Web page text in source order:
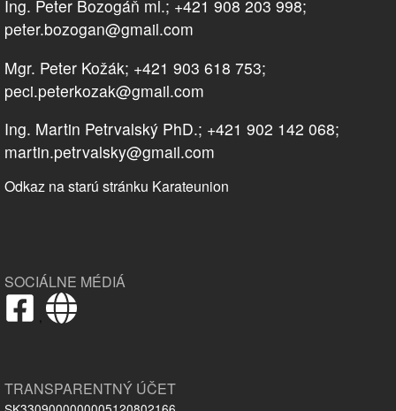
Ing. Peter Bozogáň ml.; +421 908 203 998;
peter.bozogan@gmail.com
Mgr. Peter Kožák; +421 903 618 753;
peci.peterkozak@gmail.com
Ing. Martin Petrvalský PhD.; +421 902 142 068;
martin.petrvalsky@gmail.com
Odkaz na starú stránku Karateunion
SOCIÁLNE MÉDIÁ
,
TRANSPARENTNÝ ÚČET